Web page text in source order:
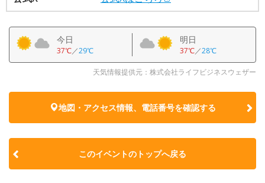
今日
37℃／29℃
明日
37℃／28℃
天気情報提供元：株式会社ライフビジネスウェザー
地図・アクセス情報、電話番号を確認する
このイベントのトップへ戻る